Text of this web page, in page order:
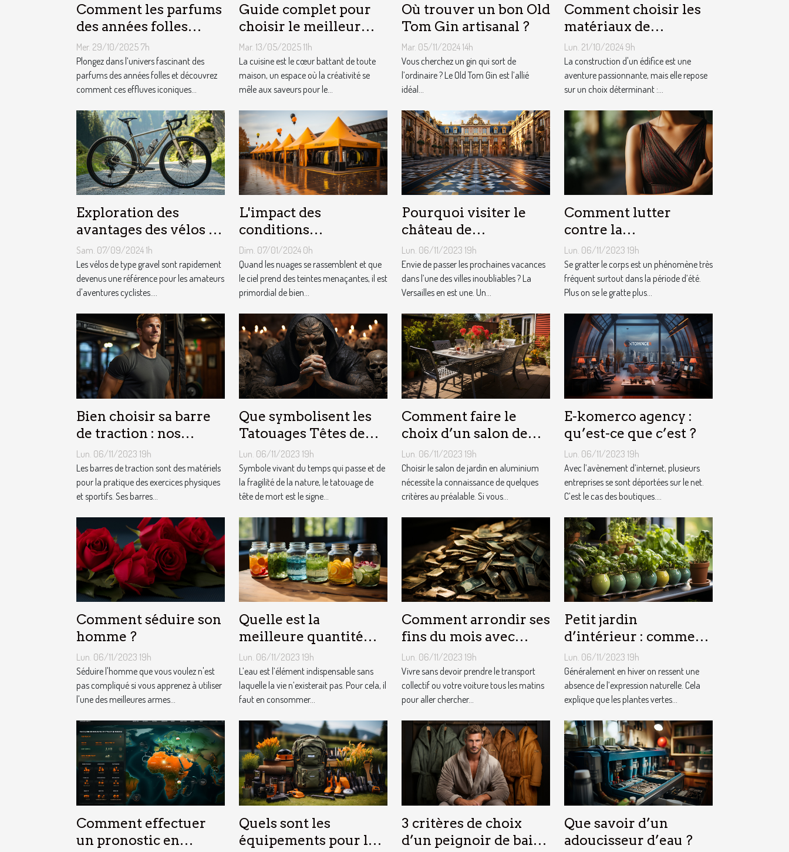
Comment les parfums
des années folles
influencent-ils la
mode moderne ?
Mer. 29/10/2025 7h
Plongez dans l’univers fascinant des
parfums des années folles et découvrez
comment ces effluves iconiques...
Guide complet pour
choisir le meilleur
équipement de
cuisine
Mar. 13/05/2025 11h
La cuisine est le cœur battant de toute
maison, un espace où la créativité se
mêle aux saveurs pour le...
Où trouver un bon Old
Tom Gin artisanal ?
Mar. 05/11/2024 14h
Vous cherchez un gin qui sort de
l’ordinaire ? Le Old Tom Gin est l’allié
idéal...
Comment choisir les
matériaux de
construction adaptés à
votre projet
Lun. 21/10/2024 9h
La construction d'un édifice est une
aventure passionnante, mais elle repose
sur un choix déterminant :...
Exploration des
avantages des vélos de
type gravel pour les
aventuriers
Sam. 07/09/2024 1h
Les vélos de type gravel sont rapidement
devenus une référence pour les amateurs
d'aventures cyclistes....
L'impact des
conditions
météorologiques sur
le choix des tentes
publicitaires
Dim. 07/01/2024 0h
Quand les nuages se rassemblent et que
le ciel prend des teintes menaçantes, il est
primordial de bien...
Pourquoi visiter le
château de
Versailles ?
Lun. 06/11/2023 19h
Envie de passer les prochaines vacances
dans l’une des villes inoubliables ? La
Versailles en est une. Un...
Comment lutter
contre la
démangeaison ?
Lun. 06/11/2023 19h
Se gratter le corps est un phénomène très
fréquent surtout dans la période d’été.
Plus on se le gratte plus...
Bien choisir sa barre
de traction : nos
conseils !
Lun. 06/11/2023 19h
Les barres de traction sont des matériels
pour la pratique des exercices physiques
et sportifs. Ses barres...
Que symbolisent les
Tatouages Têtes de
Mort ?
Lun. 06/11/2023 19h
Symbole vivant du temps qui passe et de
la fragilité de la nature, le tatouage de
tête de mort est le signe...
Comment faire le
choix d’un salon de
jardin en aluminium ?
Lun. 06/11/2023 19h
Choisir le salon de jardin en aluminium
nécessite la connaissance de quelques
critères au préalable. Si vous...
E-komerco agency :
qu’est-ce que c’est ?
Lun. 06/11/2023 19h
Avec l’avènement d’internet, plusieurs
entreprises se sont déportées sur le net.
C’est le cas des boutiques....
Comment séduire son
homme ?
Lun. 06/11/2023 19h
Séduire l'homme que vous voulez n'est
pas compliqué si vous apprenez à utiliser
l'une des meilleures armes...
Quelle est la
meilleure quantité
d’eau qu’il faut au
quotidien ?
Lun. 06/11/2023 19h
L’eau est l’élément indispensable sans
laquelle la vie n’existerait pas. Pour cela, il
faut en consommer...
Comment arrondir ses
fins du mois avec
l’internet ?
Lun. 06/11/2023 19h
Vivre sans devoir prendre le transport
collectif ou votre voiture tous les matins
pour aller chercher...
Petit jardin
d’intérieur : comment
en créer chez soi ?
Lun. 06/11/2023 19h
Généralement en hiver on ressent une
absence de l’expression naturelle. Cela
explique que les plantes vertes...
Comment effectuer
un pronostic en
Quels sont les
équipements pour le
3 critères de choix
d’un peignoir de bain
Que savoir d’un
adoucisseur d’eau ?